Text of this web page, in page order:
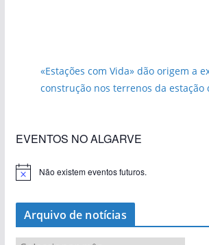
«Estações com Vida» dão origem a
construção nos terrenos da estação
EVENTOS NO ALGARVE
Não existem eventos futuros.
Arquivo de notícias